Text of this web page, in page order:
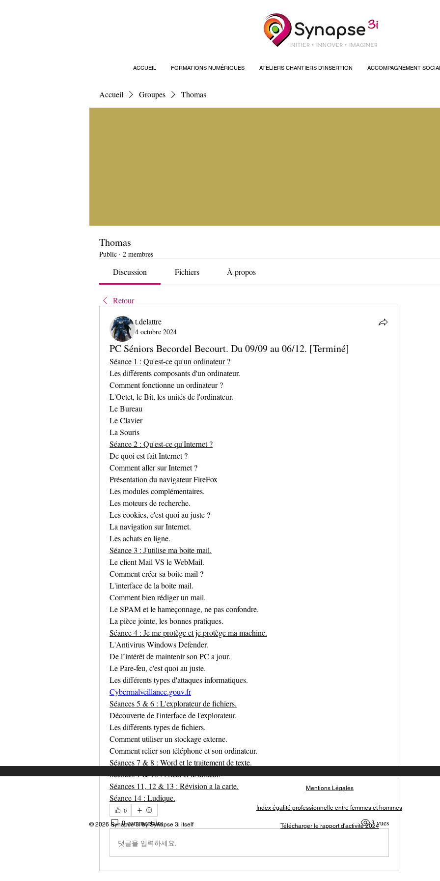
ACCUEIL FORMATIONS NUMÉRIQUES ATELIERS CHANTIERS D'INSERTION ACCOMPAGNEMENT
Accueil Groupes Thomas
Thomas
Public · 2 membres
Discussion Fichiers À propos
Retour
t.delattre
4 octobre 2024
PC Séniors Becordel Becourt. Du 09/09 au 06/12. [Terminé]
Séance 1 : Qu'est-ce qu'un ordinateur ?
Les différents composants d'un ordinateur.
Comment fonctionne un ordinateur ?
L'Octet, le Bit, les unités de l'ordinateur.
Le Bureau
Le Clavier
La Souris
Séance 2 : Qu'est-ce qu'Internet ?
De quoi est fait Internet ?
Comment aller sur Internet ?
Présentation du navigateur FireFox
Les modules complémentaires.
Les moteurs de recherche.
Les cookies, c'est quoi au juste ?
La navigation sur Internet.
Les achats en ligne.
Séance 3 : J'utilise ma boite mail.
Le client Mail VS le WebMail.
Comment créer sa boite mail ?
L'interface de la boite mail.
Comment bien rédiger un mail.
Le SPAM et le hameçonnage, ne pas confondre.
La pièce jointe, les bonnes pratiques.
Séance 4 : Je me protège et je protège ma machine.
L'Antivirus Windows Defender.
De l’intérêt de maintenir son PC a jour.
Le Pare-feu, c'est quoi au juste.
Les différents types d'attaques informatiques.
Cybermalveillance.gouv.fr
Séances 5 & 6 : L'explorateur de fichiers.
Découverte de l'interface de l'explorateur.
Les différents types de fichiers.
Comment utiliser un stockage externe.
Comment relier son téléphone et son ordinateur.
Séances 7 & 8 : Word et le traitement de texte.
Séances 9 & 10 : Excel et le tableur.
Séances 11, 12 & 13 : Révision a la carte.
Séance 14 : Ludique.
0
0 commentaire 3 vues
댓글을 입력하세요.
Mentions Légales
Index égalité professionnelle entre femmes et hommes
© 2026 Synapse 3i by Synapse 3i itself Télécharger le rapport d'activité 2024